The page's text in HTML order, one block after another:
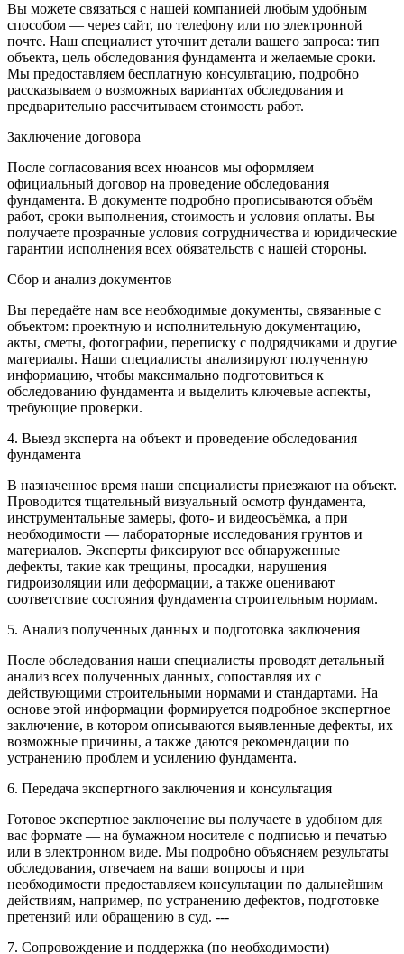
Вы можете связаться с нашей компанией любым удобным
способом — через сайт, по телефону или по электронной
почте. Наш специалист уточнит детали вашего запроса: тип
объекта, цель обследования фундамента и желаемые сроки.
Мы предоставляем бесплатную консультацию, подробно
рассказываем о возможных вариантах обследования и
предварительно рассчитываем стоимость работ.
Заключение договора
После согласования всех нюансов мы оформляем
официальный договор на проведение обследования
фундамента. В документе подробно прописываются объём
работ, сроки выполнения, стоимость и условия оплаты. Вы
получаете прозрачные условия сотрудничества и юридические
гарантии исполнения всех обязательств с нашей стороны.
Сбор и анализ документов
Вы передаёте нам все необходимые документы, связанные с
объектом: проектную и исполнительную документацию,
акты, сметы, фотографии, переписку с подрядчиками и другие
материалы. Наши специалисты анализируют полученную
информацию, чтобы максимально подготовиться к
обследованию фундамента и выделить ключевые аспекты,
требующие проверки.
4. Выезд эксперта на объект и проведение обследования
фундамента
В назначенное время наши специалисты приезжают на объект.
Проводится тщательный визуальный осмотр фундамента,
инструментальные замеры, фото- и видеосъёмка, а при
необходимости — лабораторные исследования грунтов и
материалов. Эксперты фиксируют все обнаруженные
дефекты, такие как трещины, просадки, нарушения
гидроизоляции или деформации, а также оценивают
соответствие состояния фундамента строительным нормам.
5. Анализ полученных данных и подготовка заключения
После обследования наши специалисты проводят детальный
анализ всех полученных данных, сопоставляя их с
действующими строительными нормами и стандартами. На
основе этой информации формируется подробное экспертное
заключение, в котором описываются выявленные дефекты, их
возможные причины, а также даются рекомендации по
устранению проблем и усилению фундамента.
6. Передача экспертного заключения и консультация
Готовое экспертное заключение вы получаете в удобном для
вас формате — на бумажном носителе с подписью и печатью
или в электронном виде. Мы подробно объясняем результаты
обследования, отвечаем на ваши вопросы и при
необходимости предоставляем консультации по дальнейшим
действиям, например, по устранению дефектов, подготовке
претензий или обращению в суд. ---
7. Сопровождение и поддержка (по необходимости)